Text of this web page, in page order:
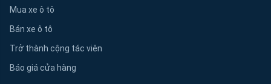
Mua xe ô tô
Bán xe ô tô
Trở thành cộng tác viên
Báo giá cửa hàng